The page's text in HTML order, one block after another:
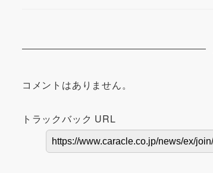
コメントはありません。
トラックバック URL